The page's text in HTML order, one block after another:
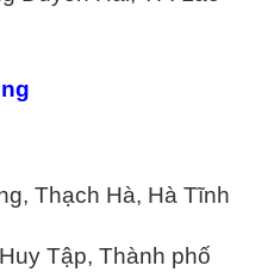
Thạch Hà, Hà Tĩnh
Tập, Thành phố